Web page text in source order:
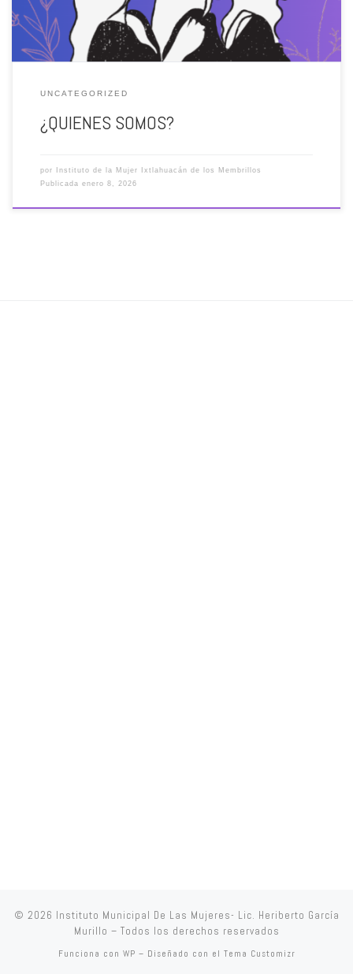
UNCATEGORIZED
¿QUIENES SOMOS?
por
Instituto de la Mujer Ixtlahuacán de los Membrillos
Publicada enero 8, 2026
© 2026 Instituto Municipal De Las Mujeres- Lic. Heriberto García
Murillo – Todos los derechos reservados
Funciona con WP – Diseñado con el Tema Customizr